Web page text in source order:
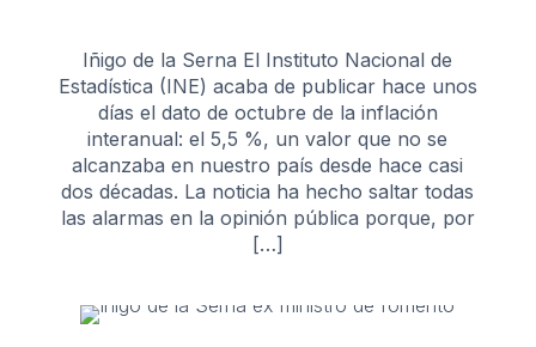
Iñigo de la Serna El Instituto Nacional de
Estadística (INE) acaba de publicar hace unos
días el dato de octubre de la inflación
interanual: el 5,5 %, un valor que no se
alcanzaba en nuestro país desde hace casi
dos décadas. La noticia ha hecho saltar todas
las alarmas en la opinión pública porque, por
[…]